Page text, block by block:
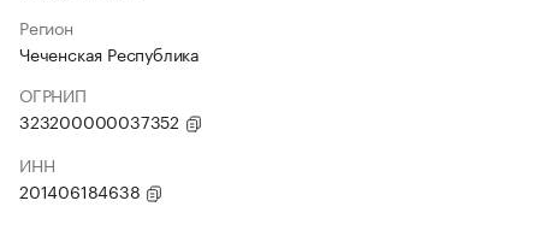
Регион
Чеченская Республика
ОГРНИП
323200000037352
ИНН
201406184638